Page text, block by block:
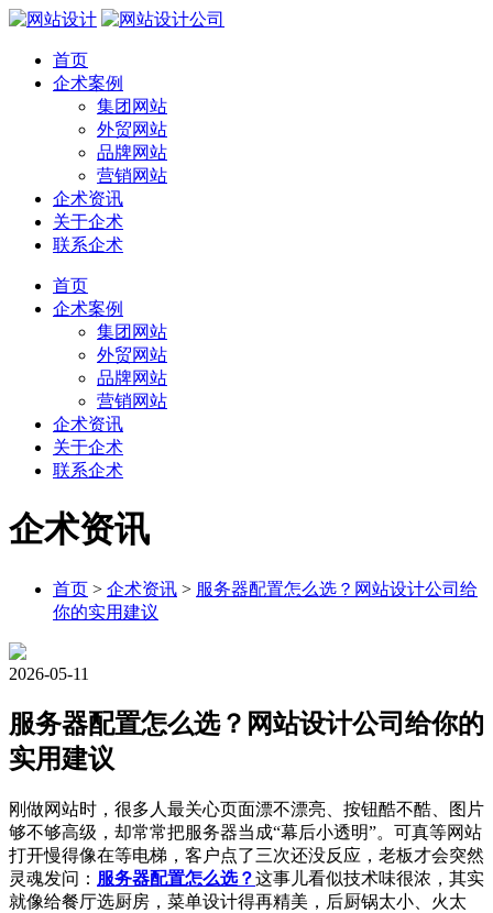
首页
企术案例
集团网站
外贸网站
品牌网站
营销网站
企术资讯
关于企术
联系企术
首页
企术案例
集团网站
外贸网站
品牌网站
营销网站
企术资讯
关于企术
联系企术
企术资讯
首页 > 企术资讯 > 服务器配置怎么选？网站设计公司给
你的实用建议
2026-05-11
服务器配置怎么选？网站设计公司给你的
实用建议
刚做网站时，很多人最关心页面漂不漂亮、按钮酷不酷、图片
够不够高级，却常常把服务器当成“幕后小透明”。可真等网站
打开慢得像在等电梯，客户点了三次还没反应，老板才会突然
灵魂发问： 服务器配置怎么选？这事儿看似技术味很浓，其实
就像给餐厅选厨房，菜单设计得再精美，后厨锅太小、火太